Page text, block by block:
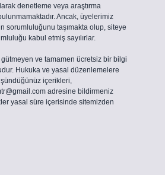
denetleme veya araştırma
Ancak, üyelerimiz
sorumluluğunu taşımakta olup, siteye
kabul etmiş sayılırlar.
gütmeyen ve tamamen ücretsiz bir bilgi
Hukuka ve yasal düzenlemelere
içerikleri,
adresine bildirmeniz
yasal süre içerisinde sitemizden